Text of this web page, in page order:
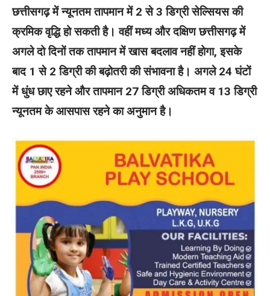
छत्तीसगढ़ में न्यूनतम तापमान में 2 से 3 डिग्री सेल्सियस की
क्रमिक वृद्धि हो सकती है। वहीं मध्य और दक्षिण छत्तीसगढ़ में
अगले दो दिनों तक तापमान में खास बदलाव नहीं होगा, इसके
बाद 1 से 2 डिग्री की बढ़ोतरी की संभावना है। अगले 24 घंटों
में धुंध छाए रहने और तापमान 27 डिग्री अधिकतम व 13 डिग्री
न्यूनतम के आसपास रहने का अनुमान है।